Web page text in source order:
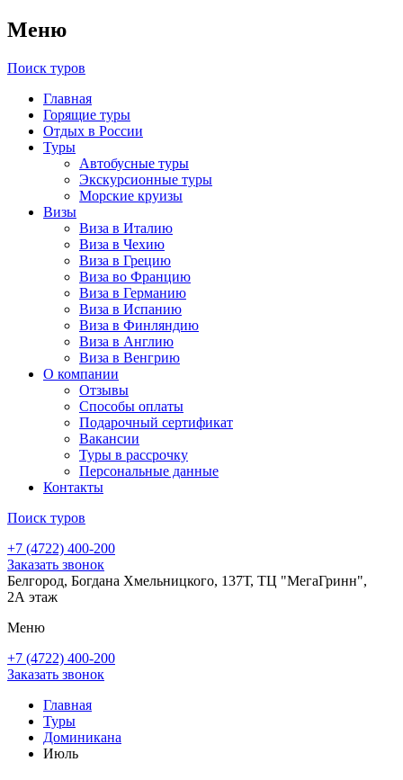
Меню
Поиск туров
Главная
Горящие туры
Отдых в России
Туры
Автобусные туры
Экскурсионные туры
Морские круизы
Визы
Виза в Италию
Виза в Чехию
Виза в Грецию
Виза во Францию
Виза в Германию
Виза в Испанию
Виза в Финляндию
Виза в Англию
Виза в Венгрию
О компании
Отзывы
Способы оплаты
Подарочный сертификат
Вакансии
Туры в рассрочку
Персональные данные
Контакты
Поиск туров
+7 (4722) 400-200
Заказать звонок
Белгород, Богдана Хмельницкого, 137Т, ТЦ "МегаГринн",
2А этаж
Меню
+7 (4722) 400-200
Заказать звонок
Главная
Туры
Доминикана
Июль